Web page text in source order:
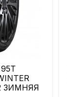
2 ЗИМНЯЯ